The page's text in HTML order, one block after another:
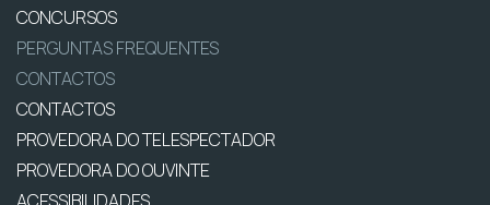
CONCURSOS
PERGUNTAS FREQUENTES
CONTACTOS
CONTACTOS
PROVEDORA DO TELESPECTADOR
PROVEDORA DO OUVINTE